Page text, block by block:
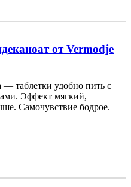
от Vermodje
таблетки удобно пить с
Эффект мягкий,
Самочувствие бодрое.